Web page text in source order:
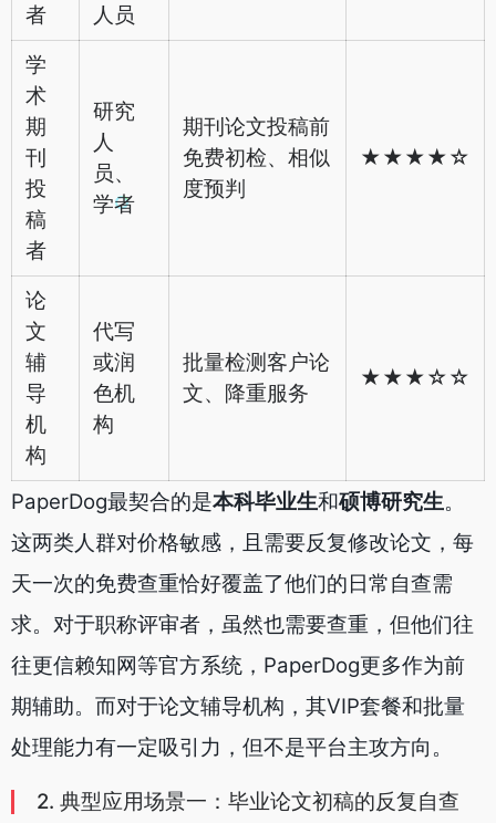
者
人员
学
术
期
刊
投
稿
者
研究
人
员、
学者
期刊论文投稿前
免费初检、相似
度预判
★★★★☆
论
文
辅
导
机
构
代写
或润
色机
构
批量检测客户论
文、降重服务
★★★☆☆
PaperDog最契合的是本科毕业生和硕博研究生。
这两类人群对价格敏感，且需要反复修改论文，每
天一次的免费查重恰好覆盖了他们的日常自查需
求。对于职称评审者，虽然也需要查重，但他们往
往更信赖知网等官方系统，PaperDog更多作为前
期辅助。而对于论文辅导机构，其VIP套餐和批量
处理能力有一定吸引力，但不是平台主攻方向。
2. 典型应用场景一：毕业论文初稿的反复自查